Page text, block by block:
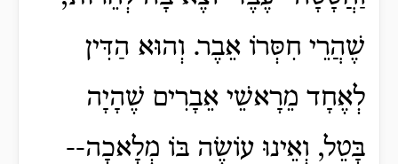
שֶׁהֲרֵי חִסְּרוֹ אֵבֶר. וְהוּא הַדִּין
לְאֶחָד מֵרָאשֵׁי אֵבָרִים שֶׁהָיָה
בָּטֵל, וְאֵינוּ עוֹשֶׂה בּוֹ מְלָאכָה--